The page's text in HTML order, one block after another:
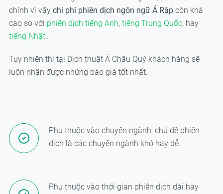
chính vì vậy chi phí phiên dịch ngôn ngữ Ả Rậpcòn khá
cao so với phiên dịch tiếng Anh, tiếng Trung Quốc, hay
tiếng Nhật.
Tuy nhiên thì tại Dịch thuật Á Châu Quý khách hàng sẽ
luôn nhận được những báo giá tốt nhất.
Phụ thuộc vào chuyên ngành, chủ đề phiên
dịch là các chuyên ngành khó hay dễ.
Phụ thuộc vào thời gian phiên dịch dài hay